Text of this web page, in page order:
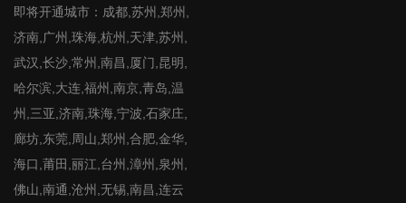
即将开通城市：成都,苏州,郑州,
济南,广州,珠海,杭州,天津,苏州,
武汉,长沙,常州,南昌,厦门,昆明,
哈尔滨,大连,福州,南京,青岛,温
州,三亚,济南,珠海,宁波,石家庄,
廊坊,东莞,周山,郑州,合肥,金华,
海口,莆田,丽江,台州,漳州,泉州,
佛山,南通,沧州,无锡,南昌,连云